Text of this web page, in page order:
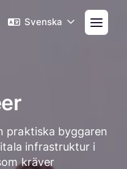
Svenska
praktiska byggaren
infrastruktur i
kräver